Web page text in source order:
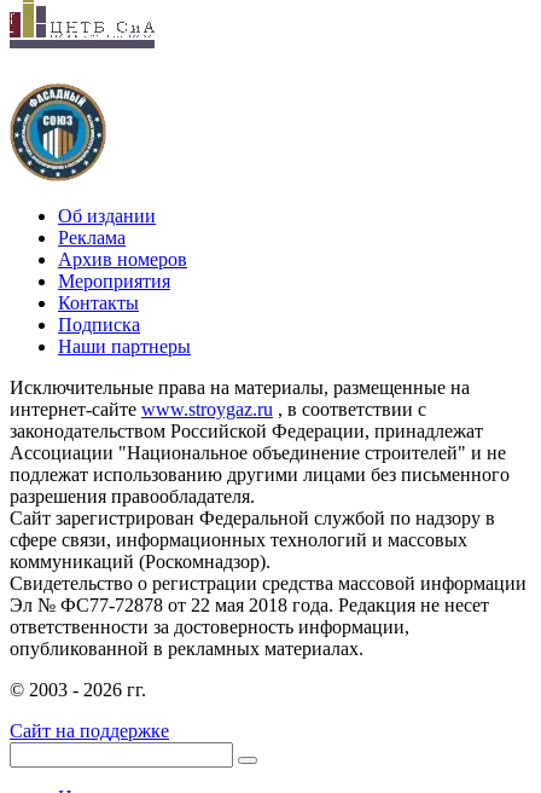
Об издании
Реклама
Архив номеров
Мероприятия
Контакты
Подписка
Наши партнеры
Исключительные права на материалы, размещенные на
интернет-сайте www.stroygaz.ru , в соответствии с
законодательством Российской Федерации, принадлежат
Ассоциации "Национальное объединение строителей" и не
подлежат использованию другими лицами без письменного
разрешения правообладателя.
Сайт зарегистрирован Федеральной службой по надзору в
сфере связи, информационных технологий и массовых
коммуникаций (Роскомнадзор).
Свидетельство о регистрации средства массовой информации
Эл № ФС77-72878 от 22 мая 2018 года. Редакция не несет
ответственности за достоверность информации,
опубликованной в рекламных материалах.
© 2003 - 2026 гг.
Сайт на поддержке